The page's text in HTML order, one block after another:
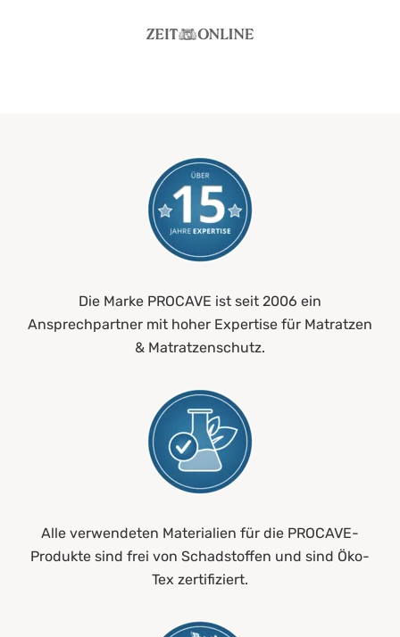
Die Marke PROCAVE ist seit 2006 ein
Ansprechpartner mit hoher Expertise für Matratzen
& Matratzenschutz.
Alle verwendeten Materialien für die PROCAVE-
Produkte sind frei von Schadstoffen und sind Öko-
Tex zertifiziert.